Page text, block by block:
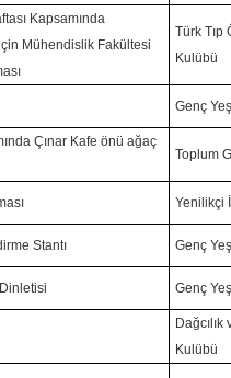
Kapsamında
Mühendislik Fakültesi
Türk Tıp
Kulübü
Genç
Çınar Kafe önü ağaç
Toplum
Yenilikçi
Stantı Genç
Genç
Kulübü